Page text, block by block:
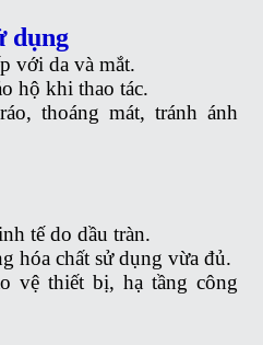
dụng
với da và mắt.
hộ khi thao tác.
thoáng mát, tránh ánh
tế do dầu tràn.
hóa chất sử dụng vừa đủ.
vệ thiết bị, hạ tầng công